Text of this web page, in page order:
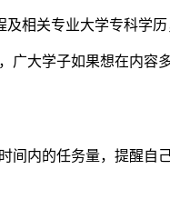
及相关专业大学专科学
广大学子如果想在内容
间内的任务量，提醒自